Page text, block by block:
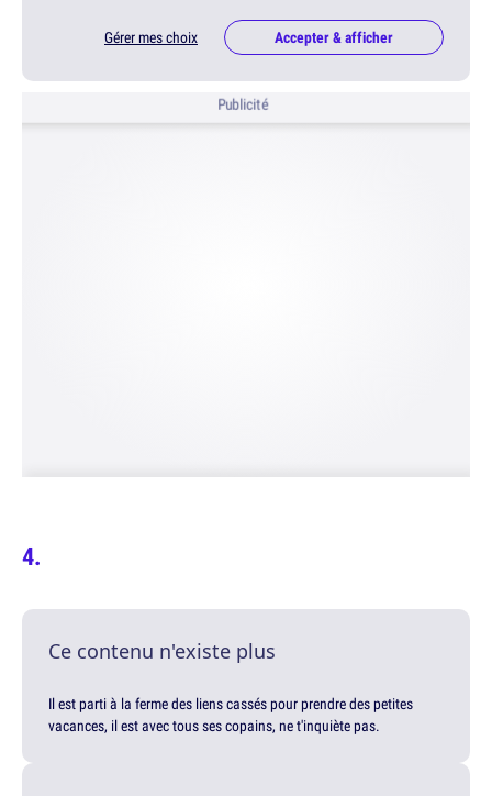
Gérer mes choix Accepter & afficher
Publicité
Ce contenu n'existe plus
Il est parti à la ferme des liens cassés pour prendre des petites
vacances, il est avec tous ses copains, ne t'inquiète pas.